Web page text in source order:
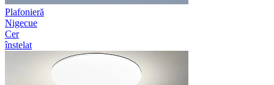
Plafonieră
Nigecue
Cer
înstelat